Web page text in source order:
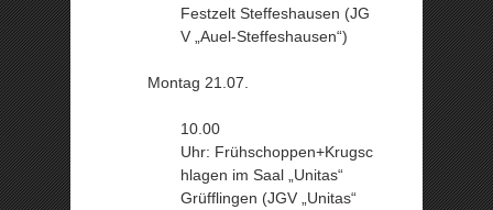
Festzelt Steffeshausen (JG
V „Auel-Steffeshausen“)
Montag 21.07.
10.00
Uhr: Frühschoppen+Krugsc
hlagen im Saal „Unitas“
Grüfflingen (JGV „Unitas“